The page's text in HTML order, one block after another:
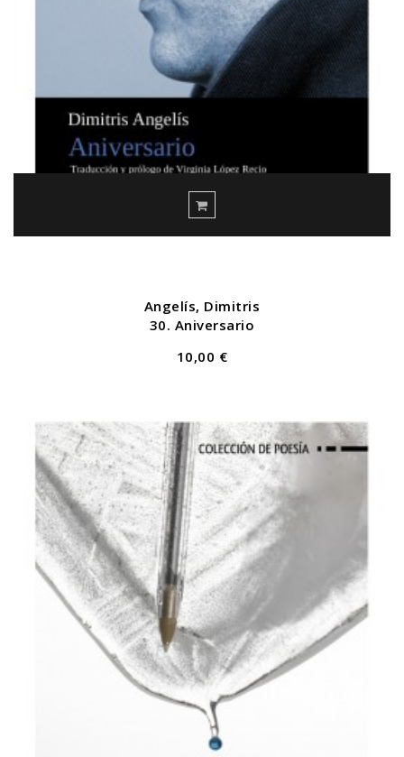
Angelís, Dimitris
30. Aniversario
10,00 €